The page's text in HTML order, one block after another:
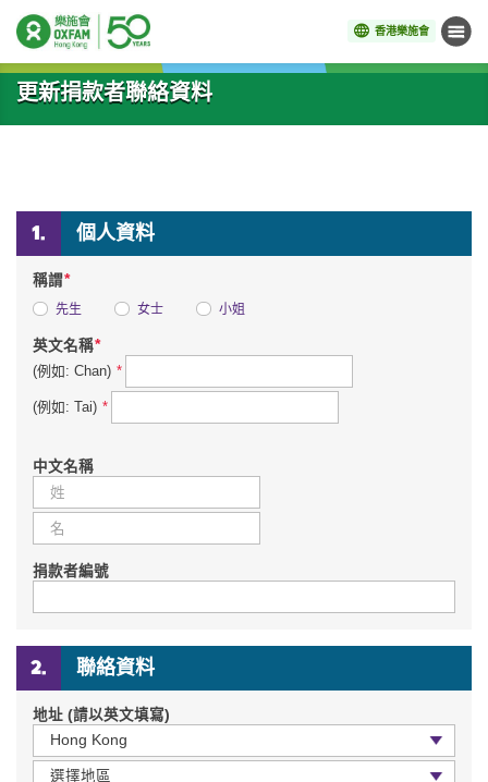
香港樂施會 目錄
開始主要內容
更新捐款者聯絡資料
個人資料
稱謂*
先生 女士 小姐
英文名稱*
(例如: Chan) *
(例如: Tai) *
中文名稱
捐款者編號
聯絡資料
地址 (請以英文填寫)
國家 / 地區